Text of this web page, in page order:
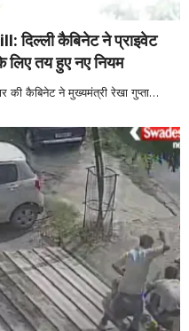
कैबिनेट ने प्राइवेट
लिए तय हुए नए नियम
कैबिनेट ने मुख्यमंत्री रेखा गुप्ता…